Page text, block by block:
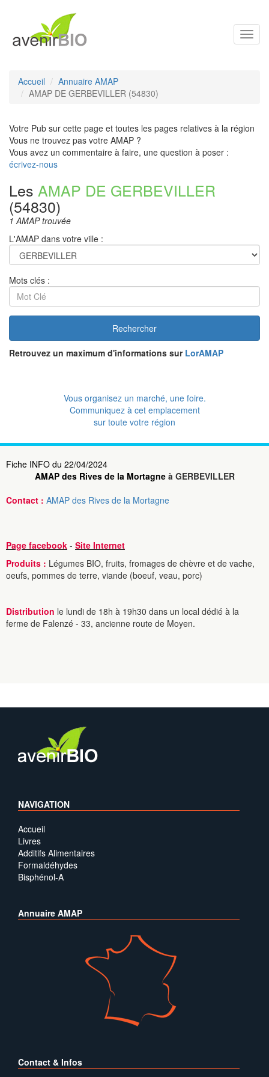
Accueil
Annuaire AMAP
AMAP DE GERBEVILLER (54830)
Votre Pub sur cette page et toutes les pages relatives à la région
Vous ne trouvez pas votre AMAP ?
Vous avez un commentaire à faire, une question à poser :
écrivez-nous
Les AMAP DE GERBEVILLER
(54830)
1 AMAP trouvée
L'AMAP dans votre ville :
Mots clés :
Rechercher
Retrouvez un maximum d'informations sur LorAMAP
Vous organisez un marché, une foire.
Communiquez à cet emplacement
sur toute votre région
Fiche INFO du 22/04/2024
AMAP des Rives de la Mortagneà GERBEVILLER
Contact : AMAP des Rives de la Mortagne
Page facebook - Site Internet
Produits : Légumes BIO, fruits, fromages de chèvre et de vache,
oeufs, pommes de terre, viande (boeuf, veau, porc)
Distribution le lundi de 18h à 19h30 dans un local dédié à la
ferme de Falenzé - 33, ancienne route de Moyen.
NAVIGATION
Accueil
Livres
Additifs Alimentaires
Formaldéhydes
Bisphénol-A
Annuaire AMAP
Contact & Infos